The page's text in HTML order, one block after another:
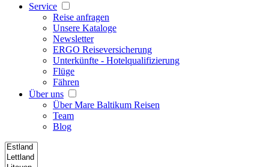
Service
Reise anfragen
Unsere Kataloge
Newsletter
ERGO Reiseversicherung
Unterkünfte - Hotelqualifizierung
Flüge
Fähren
Über uns
Über Mare Baltikum Reisen
Team
Blog